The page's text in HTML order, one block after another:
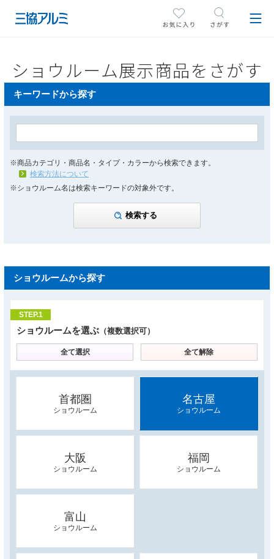
ショウルーム展示商品をさがす
キーワードから探す
※商品カテゴリ・商品名・タイプ・カラーから検索できます。
検索方法について
※ショウルーム名は検索キーワードの対象外です。
ショウルームから探す
STEP.1
ショウルームを選ぶ （複数選択可）
全て選択 全て解除
首都圏
ショウルーム
名古屋
ショウルーム
大阪
ショウルーム
福岡
ショウルーム
富山
ショウルーム